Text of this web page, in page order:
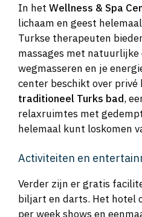
In het Wellness & Spa
lichaam en geest
Turkse therapeuten
massages met
wegmasseren en je
center beschikt over privé
traditioneel Turks bad,
relaxruimtes met
helemaal kunt loskomen
Activiteiten en
Verder zijn er gratis
biljart en darts. Het hotel
per week shows en